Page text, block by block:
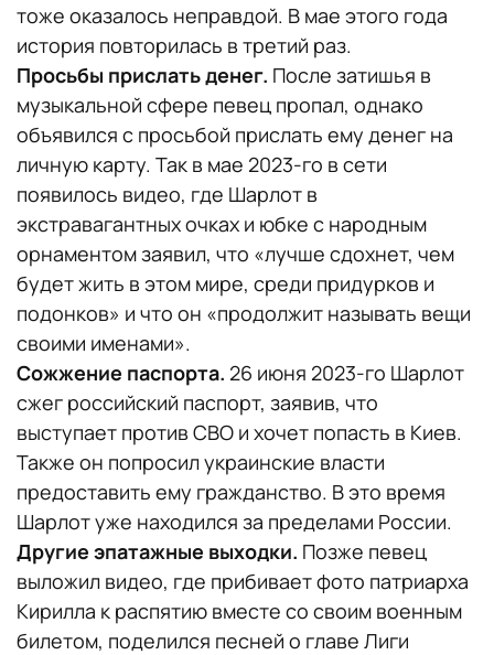
тоже оказалось неправдой. В мае этого года
история повторилась в третий раз.
Просьбы прислать денег. После затишья в
музыкальной сфере певец пропал, однако
объявился с просьбой прислать ему денег на
личную карту. Так в мае 2023-го в сети
появилось видео, где Шарлот в
экстравагантных очках и юбке с народным
орнаментом заявил, что «лучше сдохнет, чем
будет жить в этом мире, среди придурков и
подонков» и что он «продолжит называть вещи
своими именами».
Сожжение паспорта. 26 июня 2023-го Шарлот
сжег российский паспорт, заявив, что
выступает против СВО и хочет попасть в Киев.
Также он попросил украинские власти
предоставить ему гражданство. В это время
Шарлот уже находился за пределами России.
Другие эпатажные выходки. Позже певец
выложил видео, где прибивает фото патриарха
Кирилла к распятию вместе со своим военным
билетом, поделился песней о главе Лиги